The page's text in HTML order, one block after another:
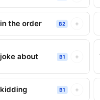
in the order B2 +
joke about B1 +
kidding B1 +